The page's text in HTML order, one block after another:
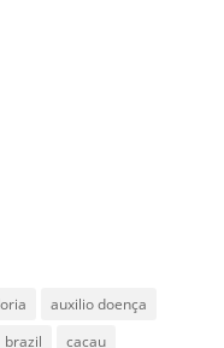
auxilio doença
brazil
cacau